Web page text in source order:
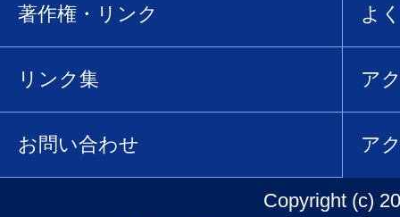
著作権・リンク よ
リンク集 ア
お問い合わせ ア
Copyright (c)